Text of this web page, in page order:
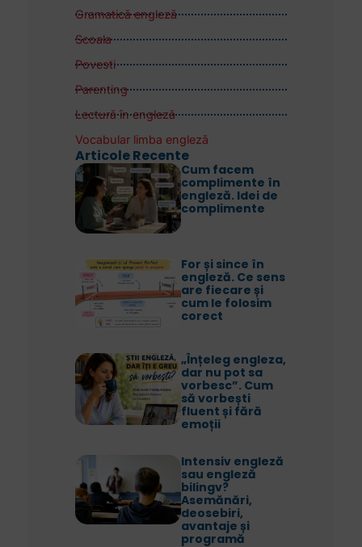
Gramatică engleză
Scoala
Povesti
Parenting
Lectură în engleză
Vocabular limba engleză
Articole Recente
Cum facem
complimente în
engleză. Idei de
complimente
For și since în
engleză. Ce sens
are fiecare și
cum le folosim
corect
„Înțeleg engleza,
dar nu pot sa
vorbesc”. Cum
să vorbești
fluent și fără
emoții
Intensiv engleză
sau engleză
bilingv?
Asemănări,
deosebiri,
avantaje și
programă